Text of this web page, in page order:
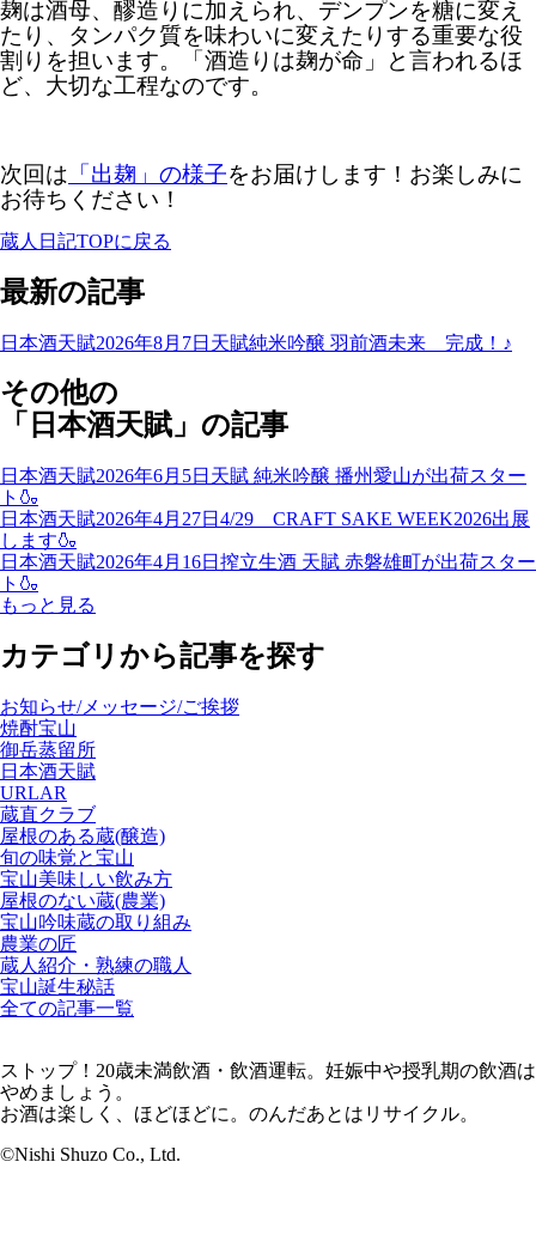
麹は酒母、醪造りに加えられ、デンプンを糖に変え
たり、タンパク質を味わいに変えたりする重要な役
割りを担います。「酒造りは麹が命」と言われるほ
ど、大切な工程なのです。
次回は 「出麹」の様子をお届けします！お楽しみに
お待ちください！
蔵人日記TOPに戻る
最新の記事
日本酒天賦2026年8月7日 天賦純米吟醸 羽前酒未来 完成！♪
その他の
「日本酒天賦」の記事
日本酒天賦2026年6月5日 天賦 純米吟醸 播州愛山が出荷スター
ト🍶
日本酒天賦2026年4月27日 4/29 CRAFT SAKE WEEK2026出展
します🍶
日本酒天賦2026年4月16日 搾立生酒 天賦 赤磐雄町が出荷スター
ト🍶
もっと見る
カテゴリから記事を探す
お知らせ/メッセージ/ご挨拶
焼酎宝山
御岳蒸留所
日本酒天賦
URLAR
蔵直クラブ
屋根のある蔵(醸造)
旬の味覚と宝山
宝山美味しい飲み方
屋根のない蔵(農業)
宝山吟味蔵の取り組み
農業の匠
蔵人紹介・熟練の職人
宝山誕生秘話
全ての記事一覧
ストップ！20歳未満飲酒・飲酒運転。妊娠中や授乳期の飲酒は
やめましょう。
お酒は楽しく、ほどほどに。のんだあとはリサイクル。
©Nishi Shuzo Co., Ltd.